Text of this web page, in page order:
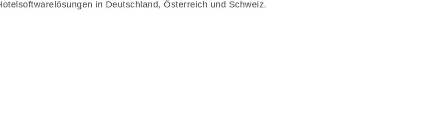
in Deutschland, Österreich und Schweiz.